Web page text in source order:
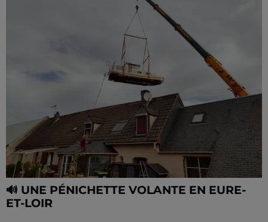
🔊 UNE PÉNICHETTE VOLANTE EN EURE-
ET-LOIR